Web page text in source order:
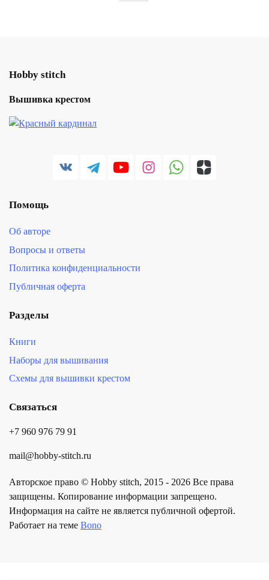
Hobby stitch
Вышивка крестом
Помощь
Об авторе
Вопросы и ответы
Политика конфиденциальности
Публичная оферта
Разделы
Книги
Наборы для вышивания
Схемы для вышивки крестом
Связаться
+7 960 976 79 91
mail@hobby-stitch.ru
Авторское право © Hobby stitch, 2015 - 2026 Все права
защищены. Копирование информации запрещено.
Информация на сайте не является публичной офертой.
Работает на теме Bono